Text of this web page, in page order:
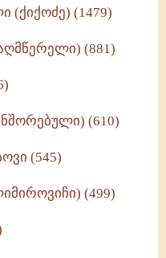
(ქიქოძე) (1479)
(881)
(610)
(545)
(499)